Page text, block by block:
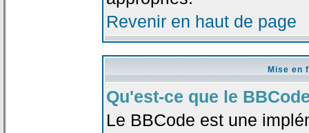
Revenir en haut de page
Mise en
Qu'est-ce que le
Le BBCode est une